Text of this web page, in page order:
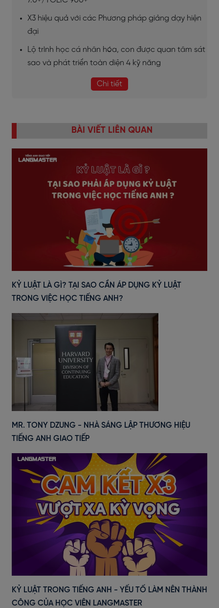
X3 hiệu quả với các Phương pháp giảng dạy hiện
đại
Lộ trình học cá nhân hóa, con được quan tâm sát
sao và phát triển toàn diện 4 kỹ năng
Chi tiết
BÀI VIẾT LIÊN QUAN
KỶ LUẬT LÀ GÌ? TẠI SAO CẦN ÁP DỤNG KỶ LUẬT
TRONG VIỆC HỌC TIẾNG ANH?
MR. TONY DZUNG - NHÀ SÁNG LẬP THƯƠNG HIỆU
TIẾNG ANH GIAO TIẾP
KỶ LUẬT TRONG TIẾNG ANH - YẾU TỐ LÀM NÊN THÀNH
CÔNG CỦA HỌC VIÊN LANGMASTER